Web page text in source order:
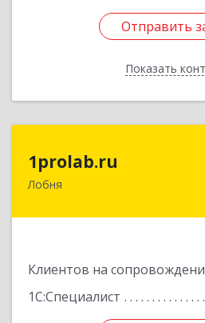
Отправить
Показать
Отправить
Назад
1prolab.ru
Лобня
Клиентов на
1С:Специалист
141865, Московская